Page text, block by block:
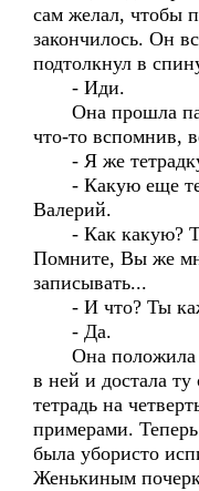
сам желал, чтобы
закончилось. Он
подтолкнул в
- Иди.
Она прошла
что-то вспомнив,
- Я же тетрадку
- Какую еще
Валерий.
- Как какую?
Помните, Вы же
записывать...
- И что? Ты
- Да.
Она положила
в ней и достала
тетрадь на
примерами.
была убористо
Женькиным